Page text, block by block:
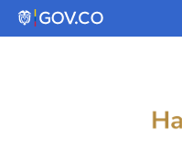
Skip to Main Content